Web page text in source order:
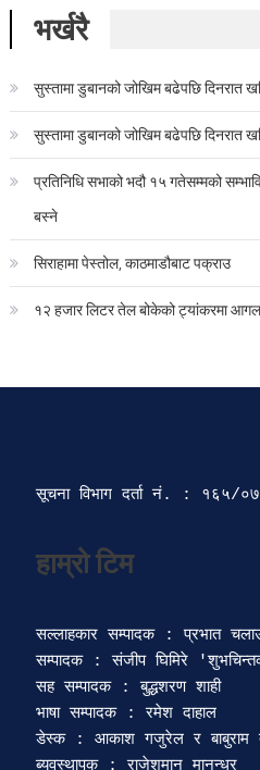
भर्खरै
सुस्तामा डुबानको जोखिम बढेपछि दिनरात
सुस्तामा डुबानको जोखिम बढेपछि दिनरात
प्रतिनिधि सभाको भदौ १५ गतेसम्मको
बस्ने
सिराहामा पेस्तोल, काठमाडौबाट पक्राउ
१२ हजार लिटर तेल बोकेको ट्यांकरमा
सूचना विभाग दर्ता‍ नं. : १६५/
हाम्रो टिम
सल्लाहकार सम्पादक : प्रभात
सम्पादक : संजीप घिमिरे
सह सम्पादक : बुद्धशरण शाही
भाषा सम्पादक : रमेश दाहाल
डेस्क : आकाश गजुरेल र बाबुराम
ब्यवस्थापक : राजेशमान मानन्धर